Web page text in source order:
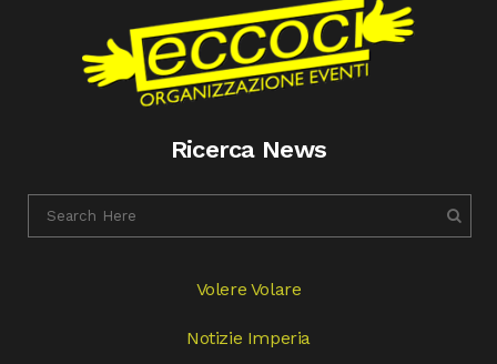
Ricerca News
Volere Volare
Notizie Imperia